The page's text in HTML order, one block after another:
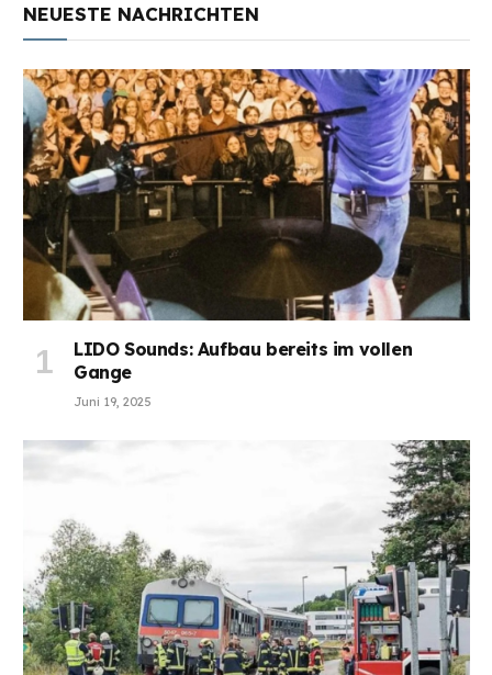
NEUESTE NACHRICHTEN
LIDO Sounds: Aufbau bereits im vollen
Gange
Juni 19, 2025